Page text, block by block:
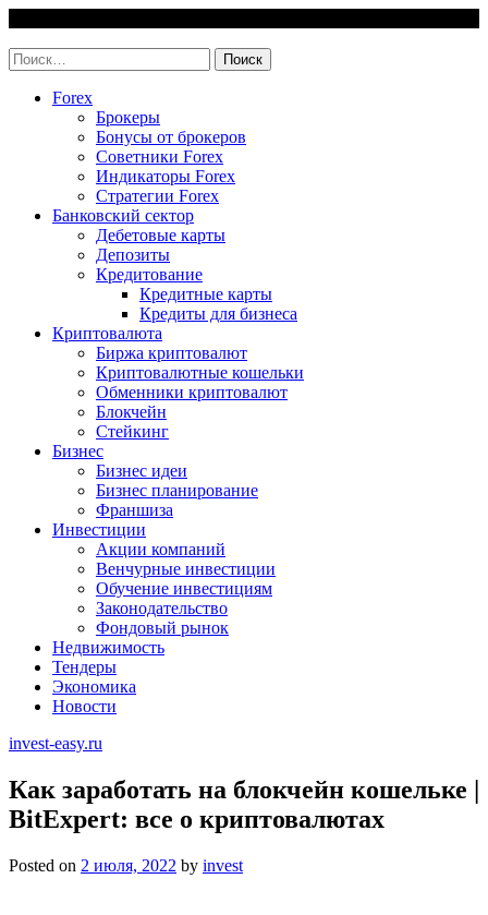
content
Найти:
Forex
Брокеры
Бонусы от брокеров
Советники Forex
Индикаторы Forex
Стратегии Forex
Банковский сектор
Дебетовые карты
Депозиты
Кредитование
Кредитные карты
Кредиты для бизнеса
Криптовалюта
Биржа криптовалют
Криптовалютные кошельки
Обменники криптовалют
Блокчейн
Стейкинг
Бизнес
Бизнес идеи
Бизнес планирование
Франшиза
Инвестиции
Акции компаний
Венчурные инвестиции
Обучение инвестициям
Законодательство
Фондовый рынок
Недвижимость
Тендеры
Экономика
Новости
invest-easy.ru
Как заработать на блокчейн кошельке |
BitExpert: все о криптовалютах
Posted on 2 июля, 2022 by invest